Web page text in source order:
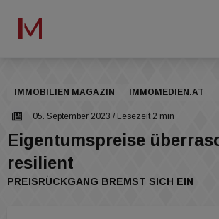
IMMOBILIEN MAGAZIN IMMOMEDIEN.AT
05. September 2023 / Lesezeit 2 min
Eigentumspreise
resilient
PREISRÜCKGANG BREMST SICH EIN